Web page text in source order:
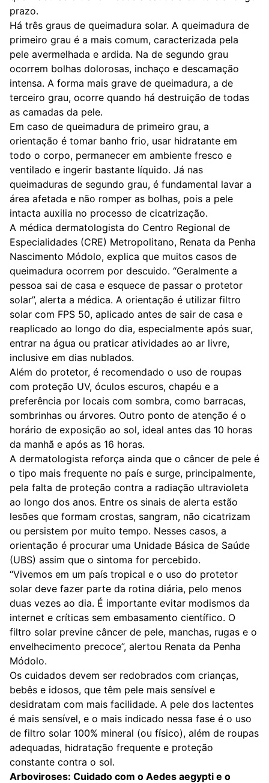
prazo.
Há três graus de queimadura solar. A queimadura de
primeiro grau é a mais comum, caracterizada pela
pele avermelhada e ardida. Na de segundo grau
ocorrem bolhas dolorosas, inchaço e descamação
intensa. A forma mais grave de queimadura, a de
terceiro grau, ocorre quando há destruição de todas
as camadas da pele.
Em caso de queimadura de primeiro grau, a
orientação é tomar banho frio, usar hidratante em
todo o corpo, permanecer em ambiente fresco e
ventilado e ingerir bastante líquido. Já nas
queimaduras de segundo grau, é fundamental lavar a
área afetada e não romper as bolhas, pois a pele
intacta auxilia no processo de cicatrização.
A médica dermatologista do Centro Regional de
Especialidades (CRE) Metropolitano, Renata da Penha
Nascimento Módolo, explica que muitos casos de
queimadura ocorrem por descuido. “Geralmente a
pessoa sai de casa e esquece de passar o protetor
solar”, alerta a médica. A orientação é utilizar filtro
solar com FPS 50, aplicado antes de sair de casa e
reaplicado ao longo do dia, especialmente após suar,
entrar na água ou praticar atividades ao ar livre,
inclusive em dias nublados.
Além do protetor, é recomendado o uso de roupas
com proteção UV, óculos escuros, chapéu e a
preferência por locais com sombra, como barracas,
sombrinhas ou árvores. Outro ponto de atenção é o
horário de exposição ao sol, ideal antes das 10 horas
da manhã e após as 16 horas.
A dermatologista reforça ainda que o câncer de pele é
o tipo mais frequente no país e surge, principalmente,
pela falta de proteção contra a radiação ultravioleta
ao longo dos anos. Entre os sinais de alerta estão
lesões que formam crostas, sangram, não cicatrizam
ou persistem por muito tempo. Nesses casos, a
orientação é procurar uma Unidade Básica de Saúde
(UBS) assim que o sintoma for percebido.
“Vivemos em um país tropical e o uso do protetor
solar deve fazer parte da rotina diária, pelo menos
duas vezes ao dia. É importante evitar modismos da
internet e críticas sem embasamento científico. O
filtro solar previne câncer de pele, manchas, rugas e o
envelhecimento precoce”, alertou Renata da Penha
Módolo.
Os cuidados devem ser redobrados com crianças,
bebês e idosos, que têm pele mais sensível e
desidratam com mais facilidade. A pele dos lactentes
é mais sensível, e o mais indicado nessa fase é o uso
de filtro solar 100% mineral (ou físico), além de roupas
adequadas, hidratação frequente e proteção
constante contra o sol.
Arboviroses: Cuidado com o Aedes aegypti e o